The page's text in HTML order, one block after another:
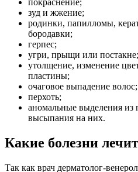
покраснение;
зуд и жжение;
родинки, папилломы,
бородавки;
герпес;
угри, прыщи или постакне;
утолщение, изменение
пластины;
очаговое выпадение волос;
перхоть;
аномальные выделения из
высыпания на них.
Какие болезни лечит
Так как врач дерматолог-